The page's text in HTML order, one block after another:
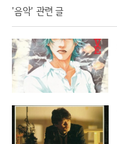
'음악' 관련 글